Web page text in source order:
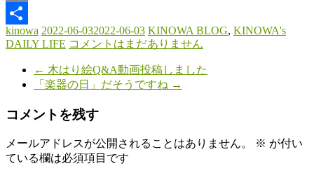
Email
共
kinowa 2022-06-032022-06-03 KINOWA BLOG, KINOWA's
DAILY LIFE コメントはまだありません
← 木はり絵Q&A動画投稿しました
「楽器の日」だそうですね →
コメントを残す
メールアドレスが公開されることはありません。 ※ が付い
ている欄は必須項目です